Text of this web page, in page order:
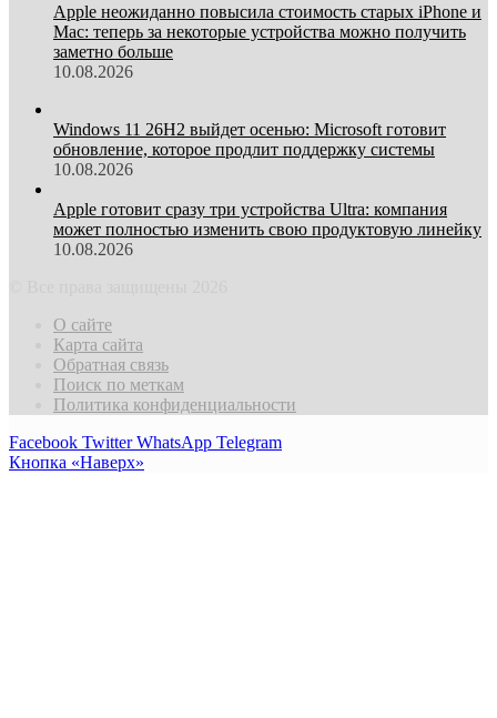
Apple неожиданно повысила стоимость старых iPhone и
Mac: теперь за некоторые устройства можно получить
заметно больше
10.08.2026
Windows 11 26H2 выйдет осенью: Microsoft готовит
обновление, которое продлит поддержку системы
10.08.2026
Apple готовит сразу три устройства Ultra: компания
может полностью изменить свою продуктовую линейку
10.08.2026
О сайте
Карта сайта
Обратная связь
Поиск по меткам
Политика конфиденциальности
Facebook Twitter WhatsApp Telegram
Кнопка «Наверх»